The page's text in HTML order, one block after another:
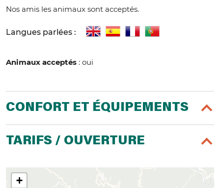
Nos amis les animaux sont acceptés.
Langues parlées :
Animaux acceptés : oui
CONFORT ET ÉQUIPEMENTS
TARIFS / OUVERTURE
+